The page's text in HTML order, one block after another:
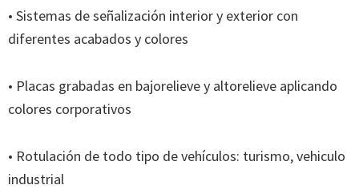
• Sistemas de señalización interior y exterior con
diferentes acabados y colores
• Placas grabadas en bajorelieve y altorelieve aplicando
colores corporativos
• Rotulación de todo tipo de vehículos: turismo, vehiculo
industrial